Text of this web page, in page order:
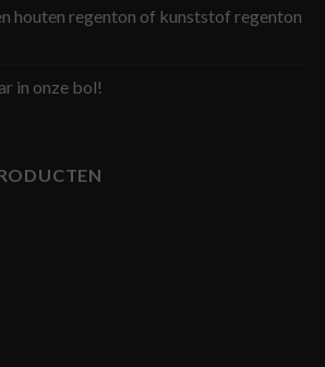
houten regenton of kunststof regenton
in onze bol!